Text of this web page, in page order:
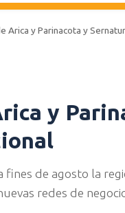
Arica y Parinacota y
y
de agosto la
redes de